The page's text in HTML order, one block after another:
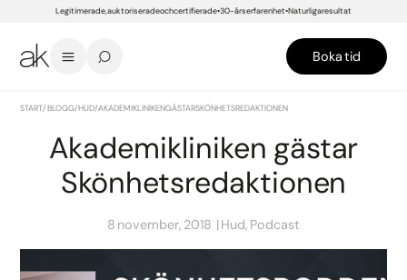
Legitimerade, auktoriserade och certifierade 30-års erfarenhet Naturliga resultat
Boka tid
START/BLOGG/HUD/AKADEMIKLINIKEN GÄSTAR SKÖNHETSREDAKTIONEN
Akademikliniken gästar
Skönhetsredaktionen
8 november, 2018 Hud, Podcast